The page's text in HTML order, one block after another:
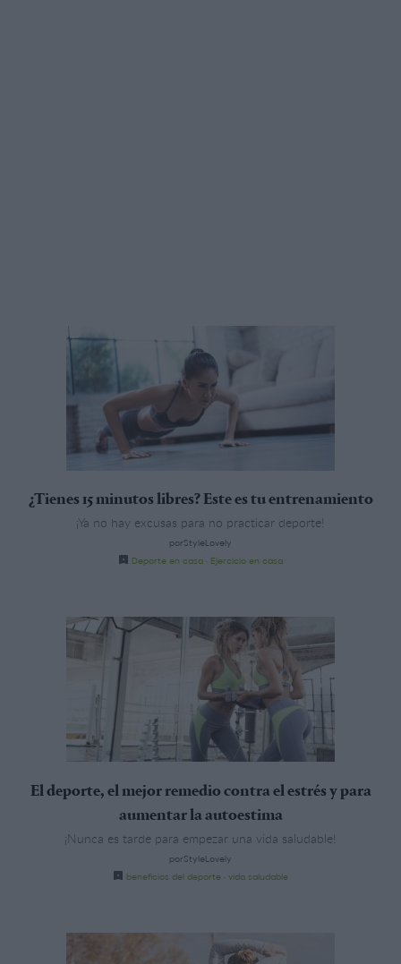
¿Tienes 15 minutos libres? Este es tu entrenamiento
¡Ya no hay excusas para no practicar deporte!
porStyleLovely
Deporte en casa
Ejercicio en casa
El deporte, el mejor remedio contra el estrés y para
aumentar la autoestima
¡Nunca es tarde para empezar una vida saludable!
porStyleLovely
beneficios del deporte vida saludable